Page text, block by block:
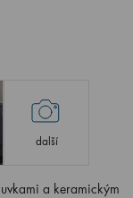
další
a keramickým